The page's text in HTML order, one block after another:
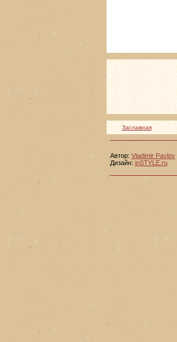
Заглавная
Автор: Vladimir Pavlov
Дизайн: inSTYLE.ru